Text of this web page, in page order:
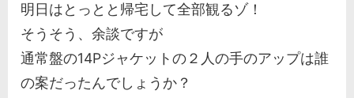
明日はとっとと帰宅して全部観るゾ！
そうそう、余談ですが
通常盤の14Pジャケットの２人の手のアップは誰
の案だったんでしょうか？